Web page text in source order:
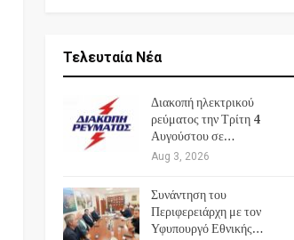
Τελευταία Νέα
Διακοπή ηλεκτρικού
ρεύματος την Τρίτη 4
Αυγούστου σε…
Aug 3, 2026
Συνάντηση του
Περιφερειάρχη με τον
Υφυπουργό Εθνικής…